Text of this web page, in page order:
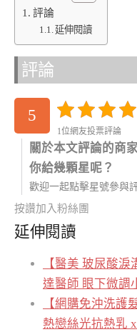
評論
延伸閱讀
評論
5
1位網友投票評論
關於本文評論的商
你給幾顆星呢？
歡迎一起點擊星號參與
按讚加入粉絲團
延伸閱讀
【醫美 玻尿酸
達醫師 眼下微調
【網購免沖洗護
熱戀絲光抗熱乳